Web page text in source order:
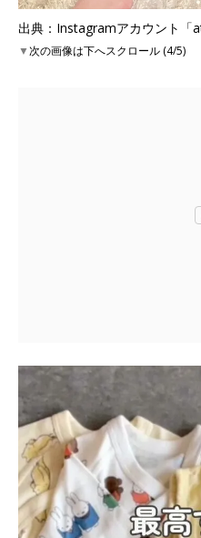
出典：Instagramアカウント「
▼次の画像は下へスクロール (4/5)